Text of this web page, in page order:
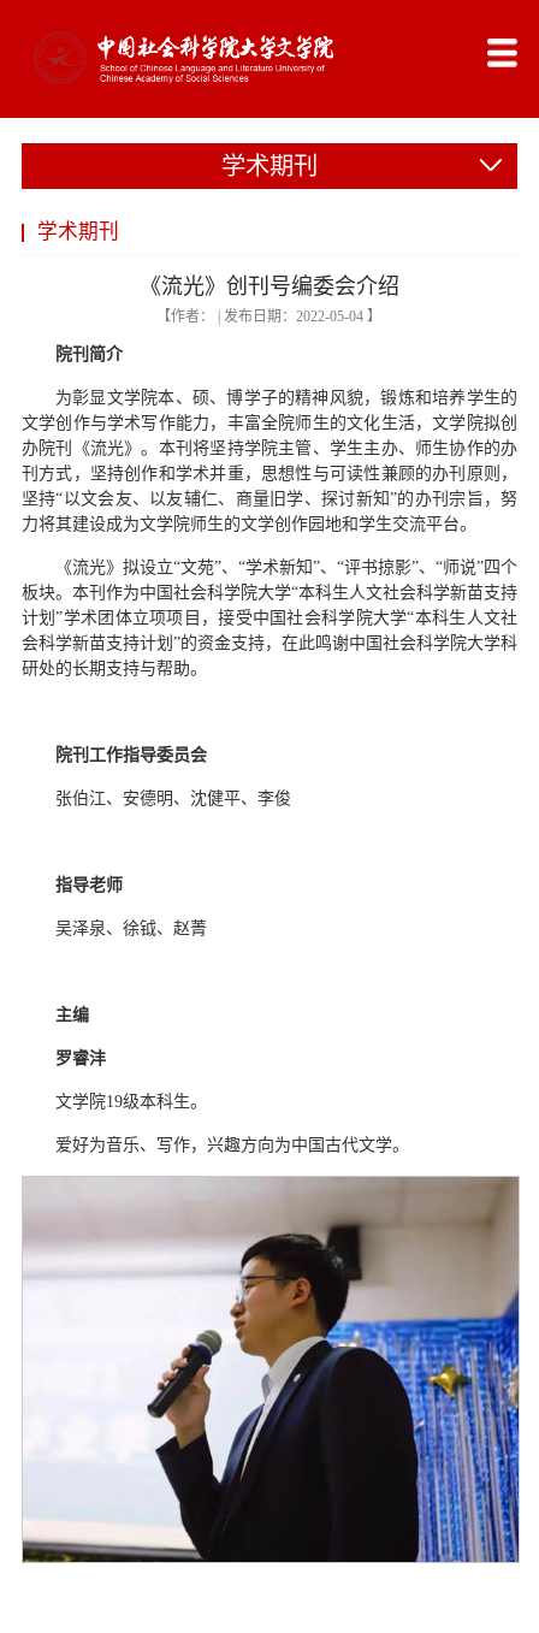
学术期刊
学术期刊
《流光》创刊号编委会介绍
【作者： | 发布日期：2022-05-04 】
院刊简介
为彰显文学院本、硕、博学子的精神风貌，锻炼和培养学生的
文学创作与学术写作能力，丰富全院师生的文化生活，文学院拟创
办院刊《流光》。本刊将坚持学院主管、学生主办、师生协作的办
刊方式，坚持创作和学术并重，思想性与可读性兼顾的办刊原则，
坚持“以文会友、以友辅仁、商量旧学、探讨新知”的办刊宗旨，努
力将其建设成为文学院师生的文学创作园地和学生交流平台。
《流光》拟设立“文苑”、“学术新知”、“评书掠影”、“师说”四个
板块。本刊作为中国社会科学院大学“本科生人文社会科学新苗支持
计划”学术团体立项项目，接受中国社会科学院大学“本科生人文社
会科学新苗支持计划”的资金支持，在此鸣谢中国社会科学院大学科
研处的长期支持与帮助。
院刊工作指导委员会
张伯江、安德明、沈健平、李俊
指导老师
吴泽泉、徐钺、赵菁
主编
罗睿沣
文学院19级本科生。
爱好为音乐、写作，兴趣方向为中国古代文学。